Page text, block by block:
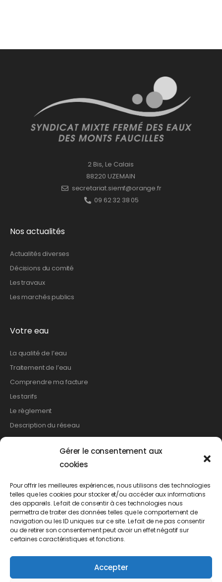
Gérer le consentement aux
cookies
Pour offrir les meilleures expériences, nous utilisons des technologies
telles que les cookies pour stocker et/ou accéder aux informations
des appareils. Le fait de consentir à ces technologies nous
permettra de traiter des données telles que le comportement de
navigation ou les ID uniques sur ce site. Le fait de ne pas consentir
ou de retirer son consentement peut avoir un effet négatif sur
certaines caractéristiques et fonctions.
Accepter
2 Bis, Le Calais
88220 UZEMAIN
secretariat.siemf@orange.fr
09 62 32 38 05
Nos actualités
Actualités diverses
Décisions du comité
Les travaux
Les marchés publics
Votre eau
La qualité de l’eau
Traitement de l’eau
Comprendre ma facture
Les tarifs
Le règlement
Description du réseau
Relevé de compteur
Création de branchement
Suppression d’un branchement
Changement de propriétaire
Demande d’abonnement
Demande de mensualisation